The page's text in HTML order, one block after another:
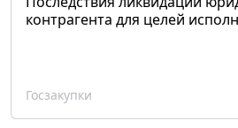
контрагента для целей
Госзакупки